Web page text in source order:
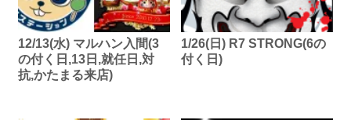
12/13(水) マルハン入間(3
の付く日,13日,就任日,対
抗,かたまる来店)
1/26(日) R7 STRONG(6の
付く日)